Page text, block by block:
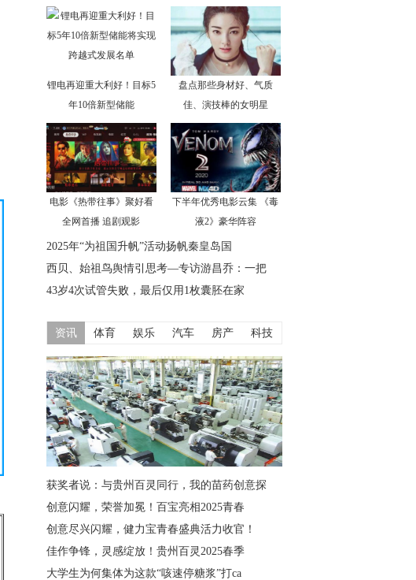
锂电再迎重大利好！目标5
年10倍新型储能
盘点那些身材好、气质
佳、演技棒的女明星
电影《热带往事》聚好看
全网首播 追剧观影
下半年优秀电影云集 《毒
液2》豪华阵容
2025年“为祖国升帆”活动扬帆秦皇岛国
西贝、始祖鸟舆情引思考—专访游昌乔：一把
43岁4次试管失败，最后仅用1枚囊胚在家
资讯 体育 娱乐 汽车 房产 科技
获奖者说：与贵州百灵同行，我的苗药创意探
创意闪耀，荣誉加冕！百宝亮相2025青春
创意尽兴闪耀，健力宝青春盛典活力收官！
佳作争锋，灵感绽放！贵州百灵2025春季
大学生为何集体为这款“咳速停糖浆”打ca